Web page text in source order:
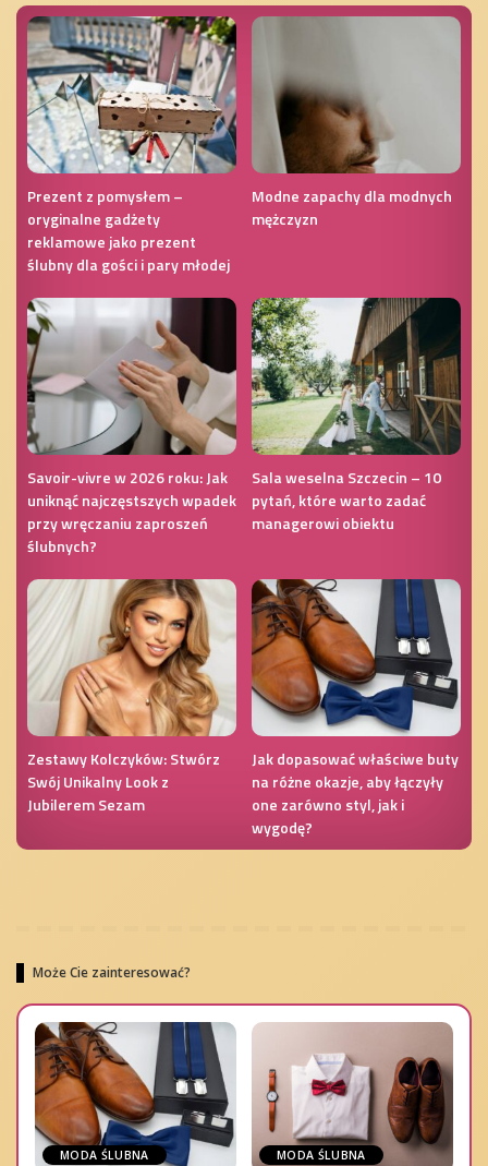
Prezent z pomysłem –
oryginalne gadżety
reklamowe jako prezent
ślubny dla gości i pary młodej
Modne zapachy dla modnych
mężczyzn
Savoir-vivre w 2026 roku: Jak
uniknąć najczęstszych wpadek
przy wręczaniu zaproszeń
ślubnych?
Sala weselna Szczecin – 10
pytań, które warto zadać
managerowi obiektu
Zestawy Kolczyków: Stwórz
Swój Unikalny Look z
Jubilerem Sezam
Jak dopasować właściwe buty
na różne okazje, aby łączyły
one zarówno styl, jak i
wygodę?
Może Cie zainteresować?
MODA ŚLUBNA MODA ŚLUBNA